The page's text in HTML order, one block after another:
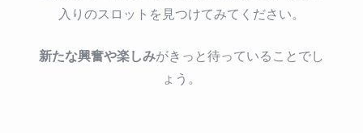
入りのスロットを見つけてみてください。
新たな興奮や楽しみがきっと待っていることでし
ょう。